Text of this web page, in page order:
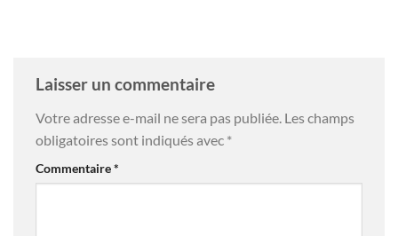
Laisser un commentaire
Votre adresse e-mail ne sera pas publiée. Les champs
obligatoires sont indiqués avec *
Commentaire*